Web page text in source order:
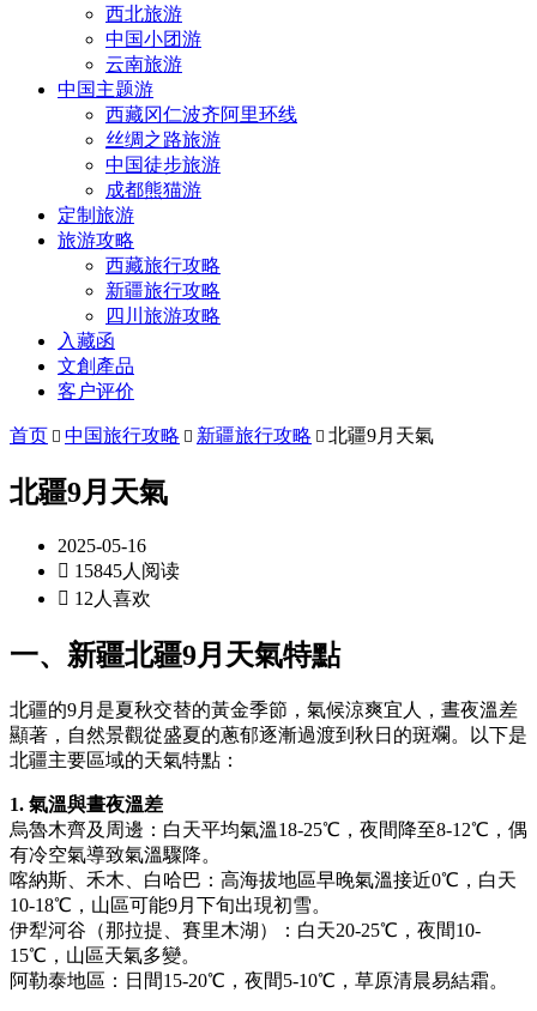
西北旅游
中国小团游
云南旅游
中国主题游
西藏冈仁波齐阿里环线
丝绸之路旅游
中国徒步旅游
成都熊猫游
定制旅游
旅游攻略
西藏旅行攻略
新疆旅行攻略
四川旅游攻略
入藏函
文創產品
客户评价
首页  中国旅行攻略  新疆旅行攻略  北疆9月天氣
北疆9月天氣
2025-05-16
 15845人阅读
 12人喜欢
一、新疆北疆9月天氣特點
北疆的9月是夏秋交替的黃金季節，氣候涼爽宜人，晝夜溫差
顯著，自然景觀從盛夏的蔥郁逐漸過渡到秋日的斑斕。以下是
北疆主要區域的天氣特點：
1. 氣溫與晝夜溫差
烏魯木齊及周邊：白天平均氣溫18-25℃，夜間降至8-12℃，偶
有冷空氣導致氣溫驟降。
喀納斯、禾木、白哈巴：高海拔地區早晚氣溫接近0℃，白天
10-18℃，山區可能9月下旬出現初雪。
伊犁河谷（那拉提、賽里木湖）：白天20-25℃，夜間10-
15℃，山區天氣多變。
阿勒泰地區：日間15-20℃，夜間5-10℃，草原清晨易結霜。